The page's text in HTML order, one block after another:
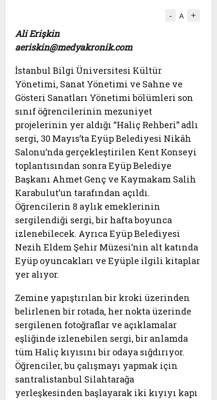
- A +
Ali Erişkin
aeriskin@medyakronik.com
İstanbul Bilgi Üniversitesi Kültür
Yönetimi, Sanat Yönetimi ve Sahne ve
Gösteri Sanatları Yönetimi bölümleri son
sınıf öğrencilerinin mezuniyet
projelerinin yer aldığı “Haliç Rehberi” adlı
sergi, 30 Mayıs’ta Eyüp Belediyesi Nikâh
Salonu’nda gerçekleştirilen Kent Konseyi
toplantısından sonra Eyüp Belediye
Başkanı Ahmet Genç ve Kaymakam Salih
Karabulut’un tarafından açıldı.
Öğrencilerin 8 aylık emeklerinin
sergilendiği sergi, bir hafta boyunca
izlenebilecek. Ayrıca Eyüp Belediyesi
Nezih Eldem Şehir Müzesi’nin alt katında
Eyüp oyuncakları ve Eyüple ilgili kitaplar
yer alıyor.
Zemine yapıştırılan bir kroki üzerinden
belirlenen bir rotada, her nokta üzerinde
sergilenen fotoğraflar ve açıklamalar
eşliğinde izlenebilen sergi, bir anlamda
tüm Haliç kıyısını bir odaya sığdırıyor.
Öğrenciler, bu çalışmayı yapmak için
santralistanbul Silahtarağa
yerleşkesinden başlayarak iki kıyıyı kapı